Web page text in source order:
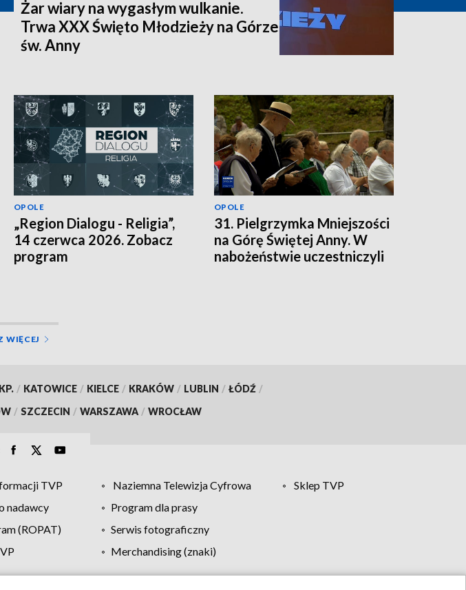
Żar wiary na wygasłym wulkanie.
Trwa XXX Święto Młodzieży na Górze
św. Anny
OPOLE
„Region Dialogu - Religia”,
14 czerwca 2026. Zobacz
program
OPOLE
31. Pielgrzymka Mniejszości
na Górę Świętej Anny. W
nabożeństwie uczestniczyli
WIĘCEJ
/ KATOWICE / KIELCE / KRAKÓW / LUBLIN / ŁÓDŹ /
/ SZCZECIN / WARSZAWA / WROCŁAW
TVP Naziemna Telewizja Cyfrowa
Sklep TVP
nadawcy
Program dla prasy
(ROPAT)
Serwis fotograficzny
Merchandising (znaki)